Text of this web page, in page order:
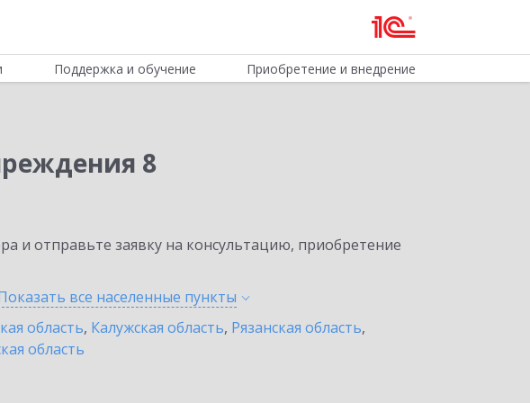
Поддержка и обучение Приобретение и внедрение
8
и отправьте заявку на консультацию, приобретение
все населенные пункты
область, Калужская область, Рязанская область,
область